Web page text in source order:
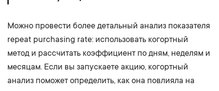
Можно провести более детальный анализ показателя
repeat purchasing rate: использовать когортный
метод и рассчитать коэффициент по дням, неделям и
месяцам. Если вы запускаете акцию, когортный
анализ поможет определить, как она повлияла на